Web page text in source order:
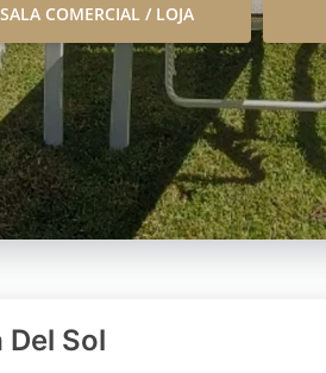
SALA COMERCIAL / LOJA
Del Sol